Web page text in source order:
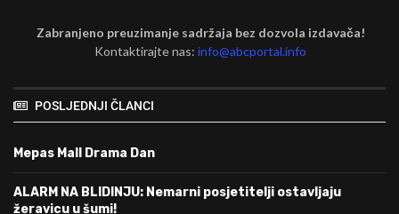
Zabranjeno preuzimanje sadržaja bez dozvola izdavača!
Kontaktirajte nas:info@abcportal.info
POSLJEDNJI ČLANCI
Mepas Mall Drama Dan
ALARM NA BLIDINJU: Nemarni posjetitelji ostavljaju
žeravicu u šumi!